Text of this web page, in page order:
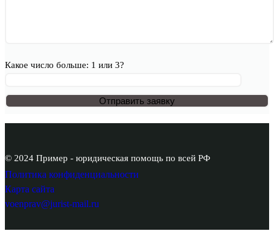
Какое число больше: 1 или 3?
© 2024 Пример - юридическая помощь по всей РФ
Политика конфиденциальности
Карта сайта
voenprav@jurist-mail.ru